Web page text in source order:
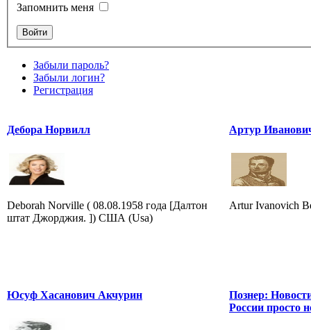
Запомнить меня
Забыли пароль?
Забыли логин?
Регистрация
Дебора Норвилл
Deborah Norville ( 08.08.1958 года [Далтон
штат Джорджия. ]) США (Usa)
Артур
Artur Ivanovich
Юсуф Хасанович Акчурин
Познер:
России просто